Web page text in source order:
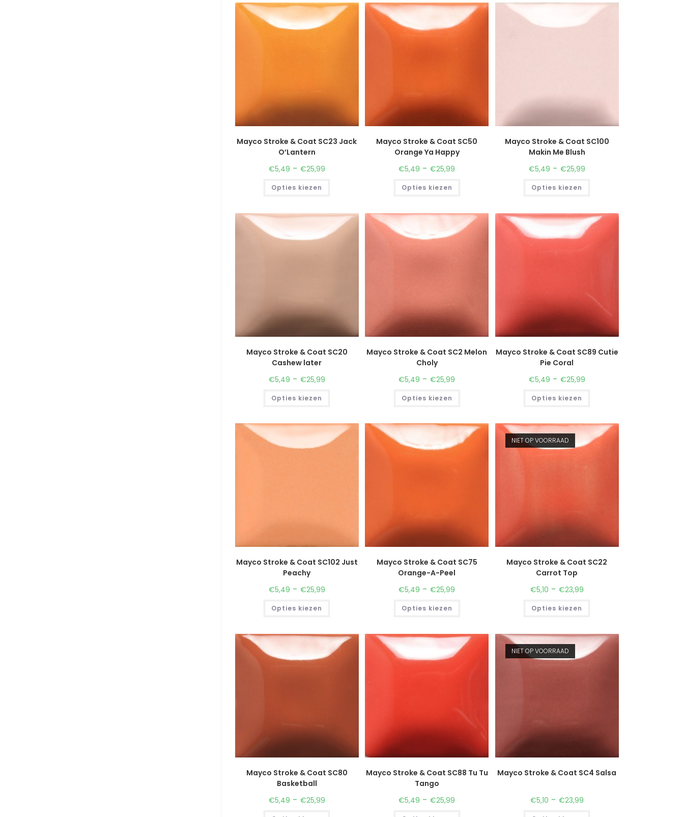
Mayco Stroke & Coat SC23 Jack
O’Lantern
€5,49 - €25,99
Opties kiezen
Mayco Stroke & Coat SC50
Orange Ya Happy
€5,49 - €25,99
Opties kiezen
Mayco Stroke & Coat SC100
Makin Me Blush
€5,49 - €25,99
Opties kiezen
Mayco Stroke & Coat SC20
Cashew later
€5,49 - €25,99
Opties kiezen
Mayco Stroke & Coat SC2 Melon
Choly
€5,49 - €25,99
Opties kiezen
Mayco Stroke & Coat SC89 Cutie
Pie Coral
€5,49 - €25,99
Opties kiezen
Mayco Stroke & Coat SC102 Just
Peachy
€5,49 - €25,99
Opties kiezen
Mayco Stroke & Coat SC75
Orange-A-Peel
€5,49 - €25,99
Opties kiezen
NIET OP VOORRAAD
Mayco Stroke & Coat SC22
Carrot Top
€5,10 - €23,99
Opties kiezen
Mayco Stroke & Coat SC80
Basketball
€5,49 - €25,99
Mayco Stroke & Coat SC88 Tu Tu
Tango
€5,49 - €25,99
NIET OP VOORRAAD
Mayco Stroke & Coat SC4 Salsa
€5,10 - €23,99